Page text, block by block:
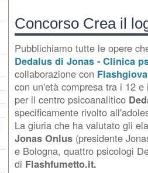
Concorso Crea il
Pubblichiamo tutte le opere
Dedalus di Jonas - Clinica
collaborazione con
con un'età compresa tra i 12
per il centro psicoanalitico
specificamente rivolto
La giuria che ha valutato gli
Jonas Onlus (presidente
e Bologna, quattro psicologi
di Flashfumetto.it.